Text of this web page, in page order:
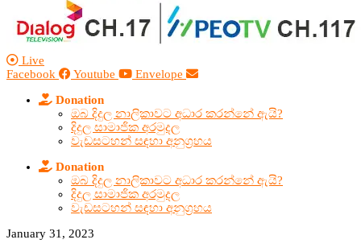
Live
Facebook
Youtube Envelope
Donation
ඔබ දිදුල නාලිකාවට අධාර කරන්නේ ඇයි?
දිදුල සාමාජික අරමුදල
වැඩසටහන් සඳහා අනුග්‍රහය
Donation
ඔබ දිදුල නාලිකාවට අධාර කරන්නේ ඇයි?
දිදුල සාමාජික අරමුදල
වැඩසටහන් සඳහා අනුග්‍රහය
January 31, 2023